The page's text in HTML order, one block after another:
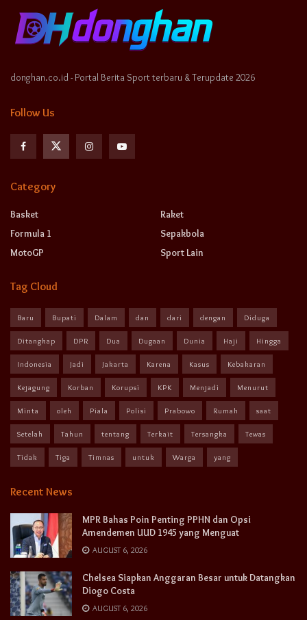
donghan.co.id - Portal Berita Sport terbaru & Terupdate 2026
Follow Us
Category
Basket
Formula 1
MotoGP
Raket
Sepakbola
Sport Lain
Tag Cloud
Baru Bupati Dalam dan dari dengan Diduga
Ditangkap DPR Dua Dugaan Dunia Haji Hingga
Indonesia Jadi Jakarta Karena Kasus Kebakaran
Kejagung Korban Korupsi KPK Menjadi Menurut
Minta oleh Piala Polisi Prabowo Rumah saat
Setelah Tahun tentang Terkait Tersangka Tewas
Tidak Tiga Timnas untuk Warga yang
Recent News
MPR Bahas Poin Penting PPHN dan Opsi
Amendemen UUD 1945 yang Menguat
AUGUST 6, 2026
Chelsea Siapkan Anggaran Besar untuk Datangkan
Diogo Costa
AUGUST 6, 2026